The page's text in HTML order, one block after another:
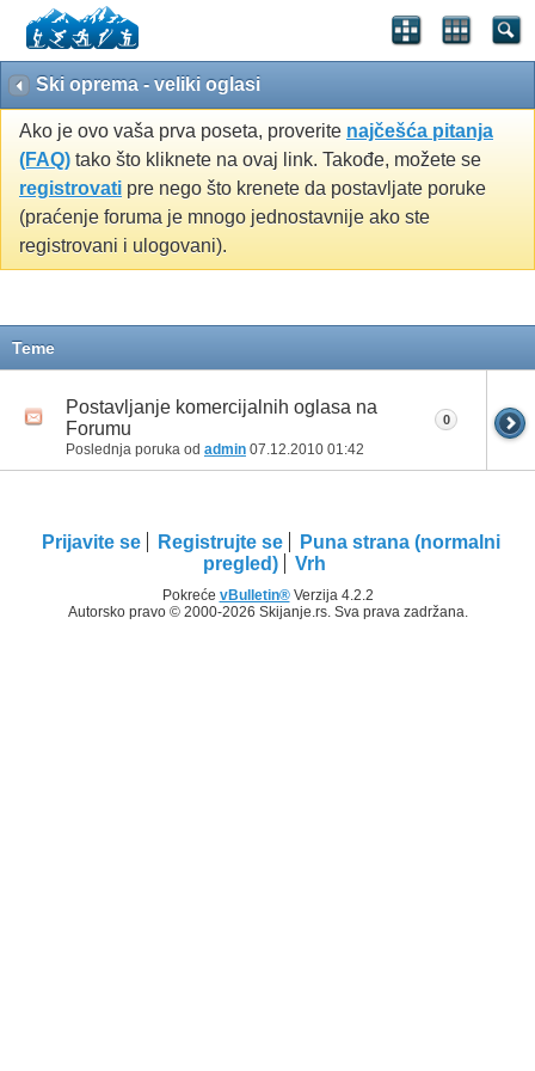
Ski oprema - veliki oglasi
Ako je ovo vaša prva poseta, proverite najčešća pitanja
(FAQ) tako što kliknete na ovaj link. Takođe, možete se
registrovati pre nego što krenete da postavljate poruke
(praćenje foruma je mnogo jednostavnije ako ste
registrovani i ulogovani).
Teme
Postavljanje komercijalnih oglasa na
Forumu
Poslednja poruka od admin 07.12.2010 01:42
0
Prijavite se Registrujte se
Puna strana (normalni
pregled)
Vrh
Pokreće vBulletin®Verzija 4.2.2
Autorsko pravo © 2000-2026 Skijanje.rs. Sva prava zadržana.